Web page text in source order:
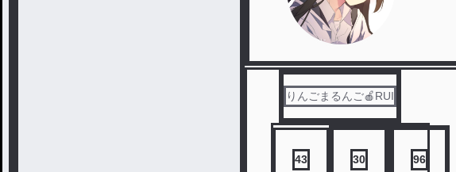
りんごまるんご🍎RUI
43 30 96